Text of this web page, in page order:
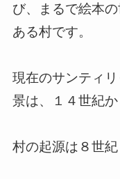
び、まるで絵本
ある村です。
現在のサンティ
景は、１４世紀か
村の起源は８世紀